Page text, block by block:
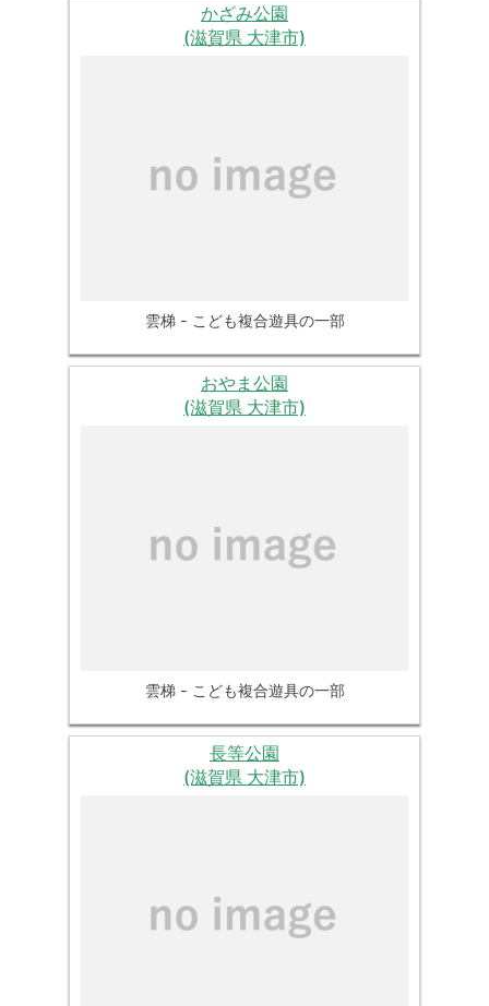
かざみ公園
(滋賀県 大津市)
雲梯 - こども複合遊具の一部
おやま公園
(滋賀県 大津市)
雲梯 - こども複合遊具の一部
長等公園
(滋賀県 大津市)